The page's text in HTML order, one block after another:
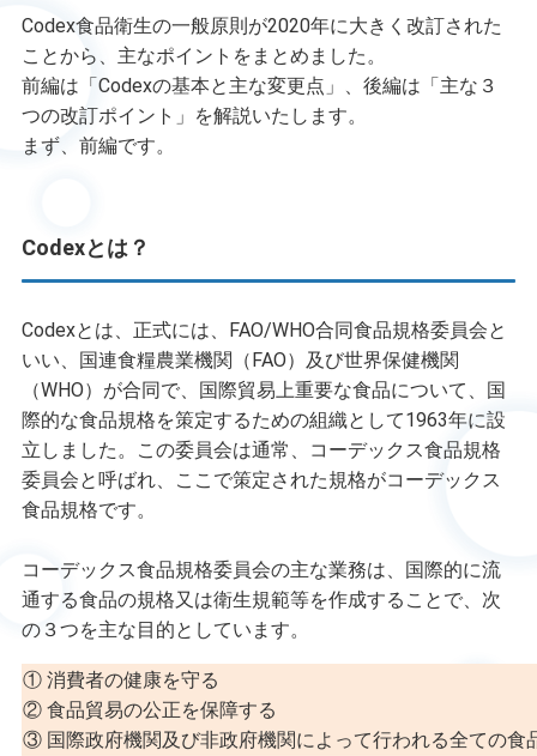
Codex食品衛生の一般原則が2020年に大きく改訂された
ことから、主なポイントをまとめました。
前編は「Codexの基本と主な変更点」、後編は「主な３
つの改訂ポイント」を解説いたします。
まず、前編です。
Codexとは？
Codexとは、正式には、FAO/WHO合同食品規格委員会と
いい、国連食糧農業機関（FAO）及び世界保健機関
（WHO）が合同で、国際貿易上重要な食品について、国
際的な食品規格を策定するための組織として1963年に設
立しました。この委員会は通常、コーデックス食品規格
委員会と呼ばれ、ここで策定された規格がコーデックス
食品規格です。
コーデックス食品規格委員会の主な業務は、国際的に流
通する食品の規格又は衛生規範等を作成することで、次
の３つを主な目的としています。
① 消費者の健康を守る
② 食品貿易の公正を保障する
③ 国際政府機関及び非政府機関によって行われる全ての食